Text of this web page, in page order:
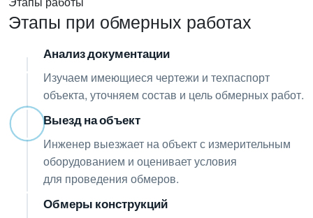
Этапы при обмерных работах
01 Анализ документации
Изучаем имеющиеся чертежи и техпаспорт
объекта, уточняем состав и цель обмерных работ.
Выезд на объект
Инженер выезжает на объект с измерительным
оборудованием и оценивает условия
для проведения обмеров.
Обмеры конструкций